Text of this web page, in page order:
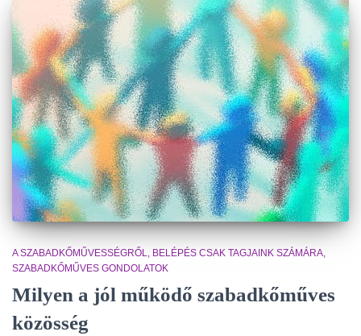
A SZABADKŐMŰVESSÉGRŐL
BELÉPÉS CSAK TAGJAINK SZÁMÁRA
SZABADKŐMŰVES GONDOLATOK
Milyen a jól működő szabadkőműves
közösség